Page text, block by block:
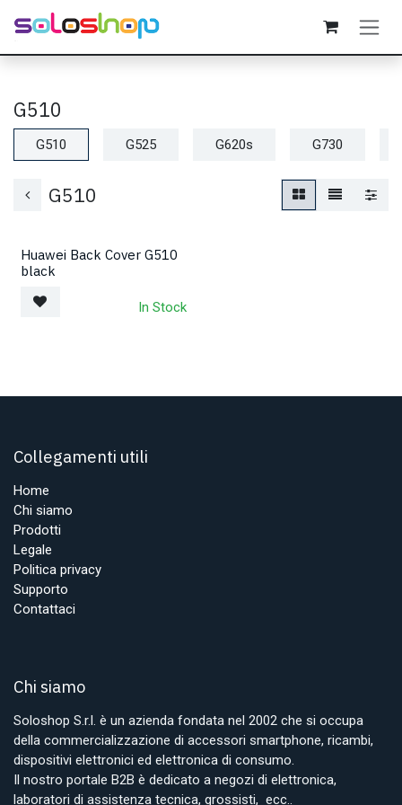
Passa al contenuto
G510
G510 G525 G620s G730
G510
Huawei Back Cover G510
black
In Stock
Collegamenti utili
Home
Chi siamo
Prodotti
Legale
Politica privacy
Supporto
Contattaci
Chi siamo
Soloshop S.r.l. è un azienda fondata nel 2002 che si occupa
della commercializzazione di accessori smartphone, ricambi,
dispositivi elettronici ed elettronica di consumo.
Il nostro portale B2B è dedicato a negozi di elettronica,
laboratori di assistenza tecnica, grossisti, ecc..